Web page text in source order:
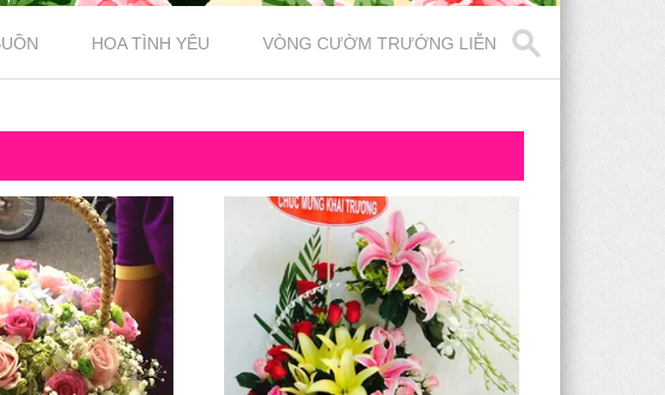
HOA TÌNH YÊU VÒNG CƯỜM TRƯỚNG LIỄN